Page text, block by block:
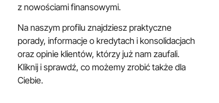
z nowościami finansowymi.
Na naszym profilu znajdziesz praktyczne
porady, informacje o kredytach i konsolidacjach
oraz opinie klientów, którzy już nam zaufali.
Kliknij i sprawdź, co możemy zrobić także dla
Ciebie.